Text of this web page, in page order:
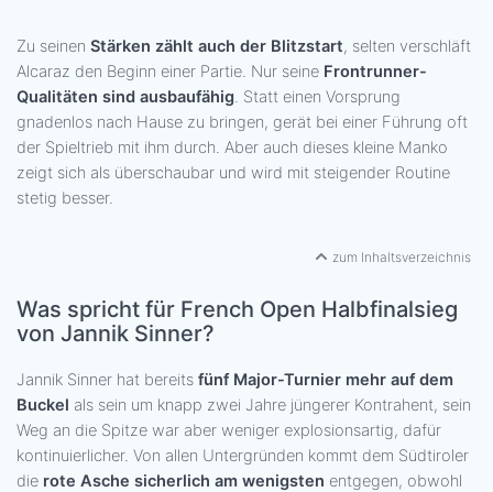
Zu seinen Stärken zählt auch der Blitzstart, selten verschläft
Alcaraz den Beginn einer Partie. Nur seine Frontrunner-
Qualitäten sind ausbaufähig. Statt einen Vorsprung
gnadenlos nach Hause zu bringen, gerät bei einer Führung oft
der Spieltrieb mit ihm durch. Aber auch dieses kleine Manko
zeigt sich als überschaubar und wird mit steigender Routine
stetig besser.
zum Inhaltsverzeichnis
Was spricht für French Open Halbfinalsieg
von Jannik Sinner?
Jannik Sinner hat bereits fünf Major-Turnier mehr auf dem
Buckel als sein um knapp zwei Jahre jüngerer Kontrahent, sein
Weg an die Spitze war aber weniger explosionsartig, dafür
kontinuierlicher. Von allen Untergründen kommt dem Südtiroler
die rote Asche sicherlich am wenigsten entgegen, obwohl